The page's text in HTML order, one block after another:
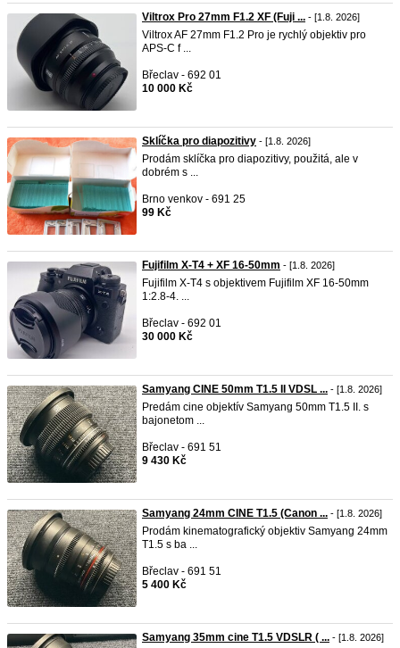
Viltrox Pro 27mm F1.2 XF (Fuji ... - [1.8. 2026]
Viltrox AF 27mm F1.2 Pro je rychlý objektiv pro
APS-C f ...
Břeclav - 692 01
10 000 Kč
Sklíčka pro diapozitivy - [1.8. 2026]
Prodám sklíčka pro diapozitivy, použitá, ale v
dobrém s ...
Brno venkov - 691 25
99 Kč
Fujifilm X-T4 + XF 16-50mm - [1.8. 2026]
Fujifilm X-T4 s objektivem Fujifilm XF 16-50mm
1:2.8-4. ...
Břeclav - 692 01
30 000 Kč
Samyang CINE 50mm T1.5 II VDSL ... - [1.8. 2026]
Predám cine objektív Samyang 50mm T1.5 II. s
bajonetom ...
Břeclav - 691 51
9 430 Kč
Samyang 24mm CINE T1.5 (Canon ... - [1.8. 2026]
Prodám kinematografický objektiv Samyang 24mm
T1.5 s ba ...
Břeclav - 691 51
5 400 Kč
Samyang 35mm cine T1.5 VDSLR ( ... - [1.8. 2026]